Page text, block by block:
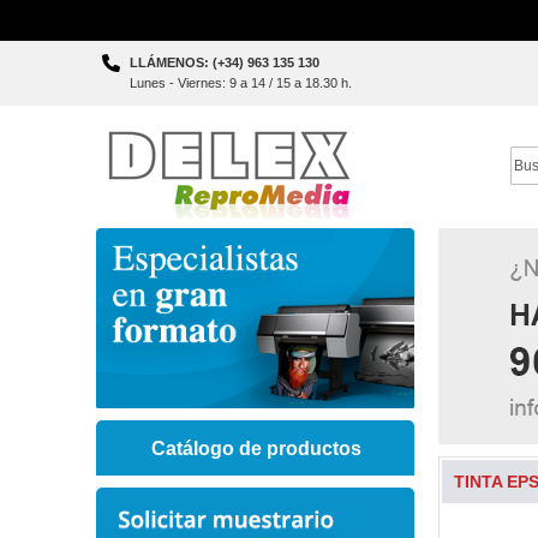
Skip
LLÁMENOS: (+34) 963 135 130
Lunes - Viernes: 9 a 14 / 15 a 18.30 h.
TINTA
Catálogo de productos